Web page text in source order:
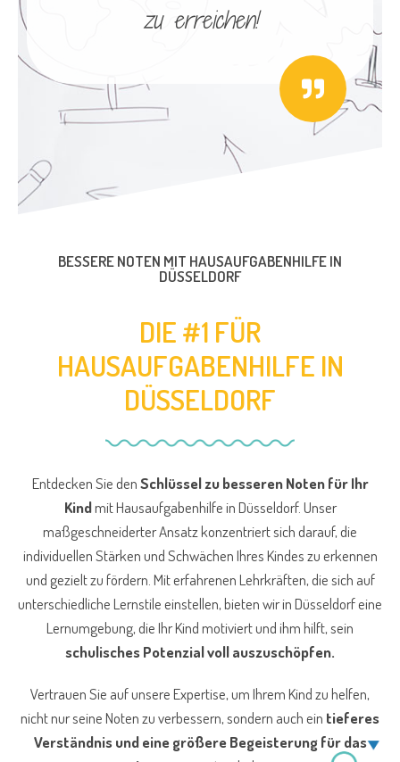
zu erreichen!
BESSERE NOTEN MIT HAUSAUFGABENHILFE IN
DÜSSELDORF
DIE #1 FÜR
HAUSAUFGABENHILFE IN
DÜSSELDORF
Entdecken Sie denSchlüssel zu besseren Noten für Ihr
Kindmit Hausaufgabenhilfe in Düsseldorf. Unser
maßgeschneiderter Ansatz konzentriert sich darauf, die
individuellen Stärken und Schwächen Ihres Kindes zu erkennen
und gezielt zu fördern. Mit erfahrenen Lehrkräften, die sich auf
unterschiedliche Lernstile einstellen, bieten wir in Düsseldorf eine
Lernumgebung, die Ihr Kind motiviert und ihm hilft, sein
schulisches Potenzial voll auszuschöpfen.
Vertrauen Sie auf unsere Expertise, um Ihrem Kind zu helfen,
nicht nur seine Noten zu verbessern, sondern auch ein tieferes
Verständnis und eine größere Begeisterung für das